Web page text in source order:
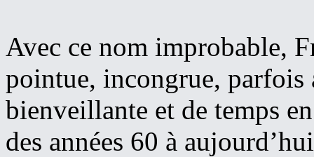
Avec ce nom improbable,
pointue, incongrue,
bienveillante et de temps
des années 60 à